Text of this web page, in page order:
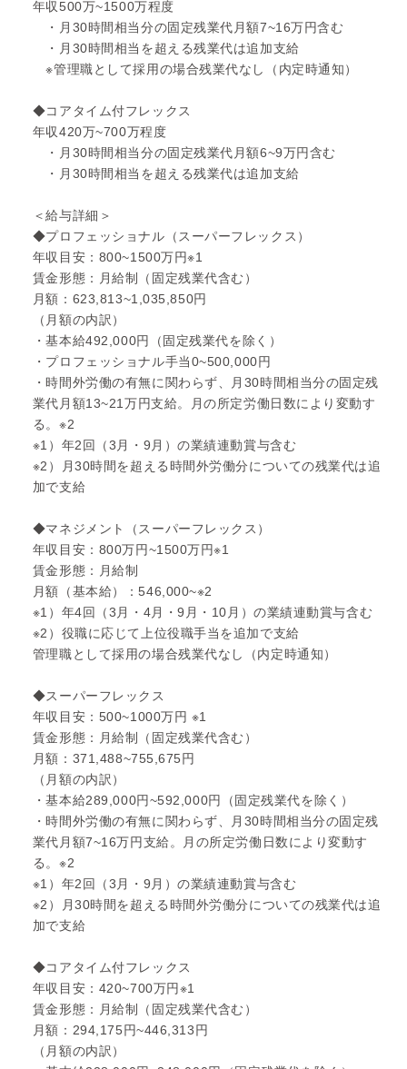
年収500万~1500万程度
・月30時間相当分の固定残業代月額7~16万円含む
・月30時間相当を超える残業代は追加支給
※管理職として採用の場合残業代なし（内定時通知）
◆コアタイム付フレックス
年収420万~700万程度
・月30時間相当分の固定残業代月額6~9万円含む
・月30時間相当を超える残業代は追加支給
＜給与詳細＞
◆プロフェッショナル（スーパーフレックス）
年収目安：800~1500万円※1
賃金形態：月給制（固定残業代含む）
月額：623,813~1,035,850円
（月額の内訳）
・基本給492,000円（固定残業代を除く）
・プロフェッショナル手当0~500,000円
・時間外労働の有無に関わらず、月30時間相当分の固定残
業代月額13~21万円支給。月の所定労働日数により変動す
る。※2
※1）年2回（3月・9月）の業績連動賞与含む
※2）月30時間を超える時間外労働分についての残業代は追
加で支給
◆マネジメント（スーパーフレックス）
年収目安：800万円~1500万円※1
賃金形態：月給制
月額（基本給）：546,000~※2
※1）年4回（3月・4月・9月・10月）の業績連動賞与含む
※2）役職に応じて上位役職手当を追加で支給
管理職として採用の場合残業代なし（内定時通知）
◆スーパーフレックス
年収目安：500~1000万円 ※1
賃金形態：月給制（固定残業代含む）
月額：371,488~755,675円
（月額の内訳）
・基本給289,000円~592,000円（固定残業代を除く）
・時間外労働の有無に関わらず、月30時間相当分の固定残
業代月額7~16万円支給。月の所定労働日数により変動す
る。※2
※1）年2回（3月・9月）の業績連動賞与含む
※2）月30時間を超える時間外労働分についての残業代は追
加で支給
◆コアタイム付フレックス
年収目安：420~700万円※1
賃金形態：月給制（固定残業代含む）
月額：294,175円~446,313円
（月額の内訳）